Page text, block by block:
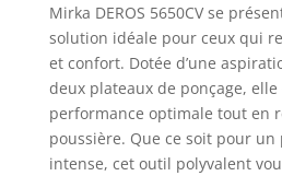
Mirka DEROS 5650CV se
solution idéale pour ceux qui
et confort. Dotée d’une
deux plateaux de ponçage,
performance optimale tout en
poussière. Que ce soit pour un
intense, cet outil polyvalent